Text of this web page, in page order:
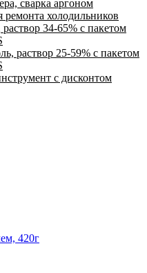
сварка аргоном
ремонта холодильников
34-65% с пакетом
раствор 25-59% с пакетом
с дисконтом
420г